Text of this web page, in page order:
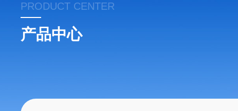
PRODUCT CENTER
产品中心